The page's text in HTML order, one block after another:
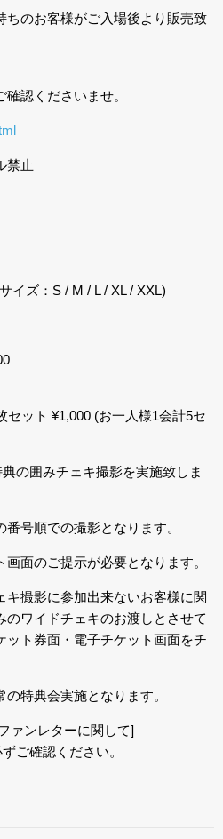
ちのお客様がご入場後より販売致
認くださいませ。
禁止
イズ：S / M / L / XL / XXL)
セット ¥1,000 (お一人様1会計5セ
の囲みチェキ撮影を実施致しま
号順での撮影となります。
面のご提示が必要となります。
撮影に参加出来ないお客様に関
のワイドチェキのお渡しとさせて
ット券面・電子チケット画面をチ
特典会実施となります。
ァンレターに関して]
ずご確認ください。